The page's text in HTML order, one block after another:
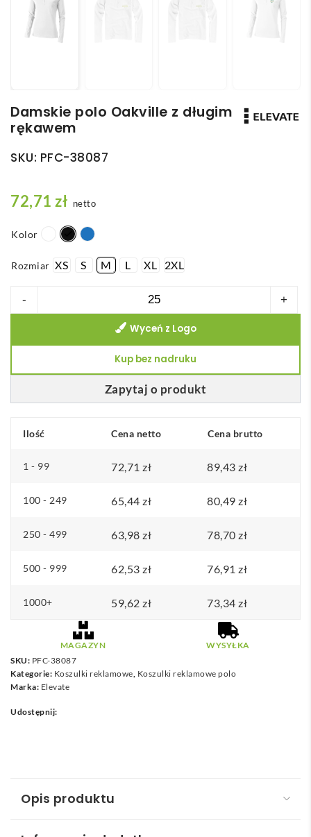
Damskie polo Oakville z długim
rękawem
SKU: PFC-38087
72,71 zł netto
Kolor
Rozmiar XS S M L XL 2XL
-
Damskie
z
rękawem
+
Zapytaj o produkt
Wyceń z Logo
Kup bez nadruku
Ilość Cena netto Cena brutto
1 - 99 72,71 zł 89,43 zł
100 - 249 65,44 zł 80,49 zł
250 - 499 63,98 zł 78,70 zł
500 - 999 62,53 zł 76,91 zł
1000+ 59,62 zł 73,34 zł
MAGAZYN
WYSYŁKA
SKU: PFC-38087
Kategorie: Koszulki reklamowe, Koszulki reklamowe polo
Marka: Elevate
Udostępnij:
Opis produktu